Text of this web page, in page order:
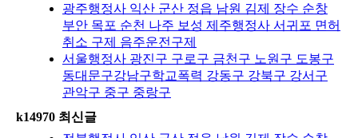
광주행정사 익산 군산 정읍 남원 김제 장수 순창
부안 목포 순천 나주 보성 제주행정사 서귀포 면허
취소 구제 음주운전구제
서울행정사 광진구 구로구 금천구 노원구 도봉구
동대문구강남구학교폭력 강동구 강북구 강서구
관악구 중구 중랑구
k14970 최신글